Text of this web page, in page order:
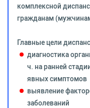
комплексной
гражданам
Главные цели
диагностика
ч. на ранней
явных симптомов
выявление
заболеваний